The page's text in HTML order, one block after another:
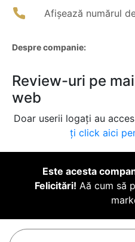
Afișează numărul
Despre companie:
Review-uri pe
web
Doar userii logați au
ți click aici
Este acesta
Felicitări! Aă cum să